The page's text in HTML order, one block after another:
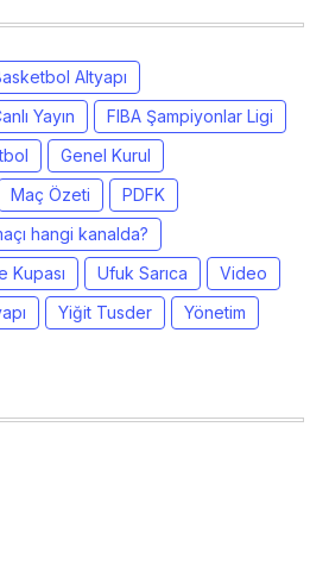
Altyapı
Yayın
FIBA Şampiyonlar Ligi
Genel Kurul
Maç Özeti
PDFK
hangi kanalda?
Kupası Ufuk Sarıca
Video
Yiğit Tusder Yönetim